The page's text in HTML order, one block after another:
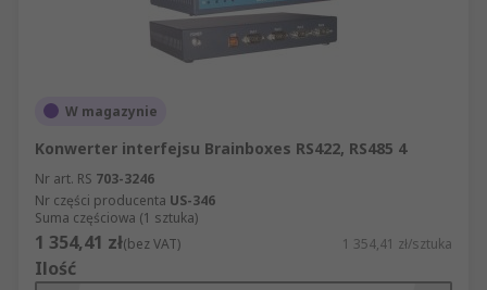
W magazynie
Konwerter interfejsu Brainboxes RS422, RS485 4
Nr art. RS 703-3246
Nr części producenta US-346
Suma częściowa (1 sztuka)
1 354,41 zł(bez VAT) 1 354,41 zł/sztuka
Ilość